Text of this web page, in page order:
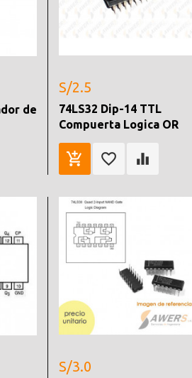
de
S/2.5
74LS32 Dip-14 TTL
Compuerta Logica OR
S/3.0